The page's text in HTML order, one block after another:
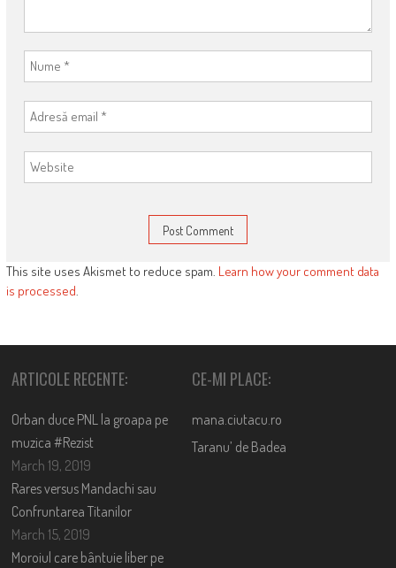
This site uses Akismet to reduce spam. Learn how your comment data
is processed.
ARTICOLE RECENTE:
Orban duce PNL la groapa pe
muzica #Rezist
March 19, 2019
Rares versus Mandachi sau
Confruntarea Titanilor
March 15, 2019
Moroiul care bântuie liber pe
CE-MI PLACE:
mana.ciutacu.ro
Taranu’ de Badea